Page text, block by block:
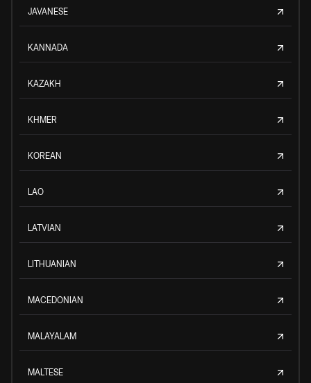
JAVANESE
KANNADA
KAZAKH
KHMER
KOREAN
LAO
LATVIAN
LITHUANIAN
MACEDONIAN
MALAYALAM
MALTESE